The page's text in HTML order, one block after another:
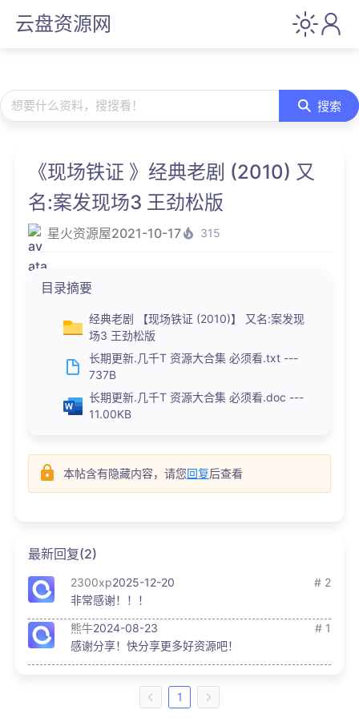
云盘资源网
想要什么资料，搜搜看！ 搜索
《现场铁证 》经典老剧 (2010) 又
名:案发现场3 王劲松版
星火资源屋2021-10-17 315
目录摘要
经典老剧 【现场铁证 (2010)】 又名:案发现
场3 王劲松版
长期更新.几千T 资源大合集 必须看.txt ---
737B
长期更新.几千T 资源大合集 必须看.doc ---
11.00KB
本帖含有隐藏内容，请您回复后查看
最新回复(2)
2300xp2025-12-20
# 2
非常感谢！！！
熊牛2024-08-23
# 1
感谢分享！快分享更多好资源吧！
1